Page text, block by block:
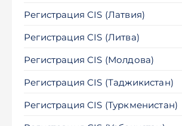
Регистрация CIS (Латвия)
Регистрация CIS (Литва)
Регистрация CIS (Молдова)
Регистрация CIS (Таджикистан)
Регистрация CIS (Туркменистан)